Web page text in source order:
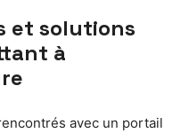
et solutions
à
avec un portail